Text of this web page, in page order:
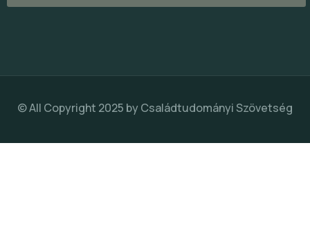
© All Copyright 2025 byCsaládtudományi Szövetség